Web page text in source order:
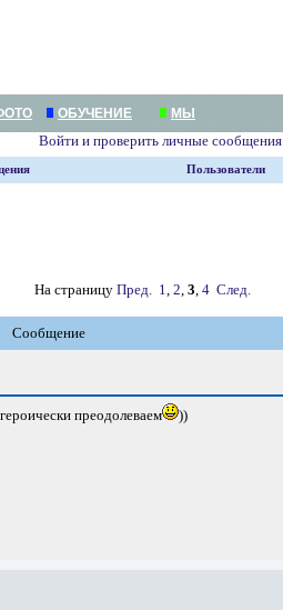
ОБУЧЕНИЕ МЫ
Войти и проверить личные сообщения
Пользователи
На страницу Пред. 1, 2, 3, 4 След.
Сообщение
преодолеваем ))